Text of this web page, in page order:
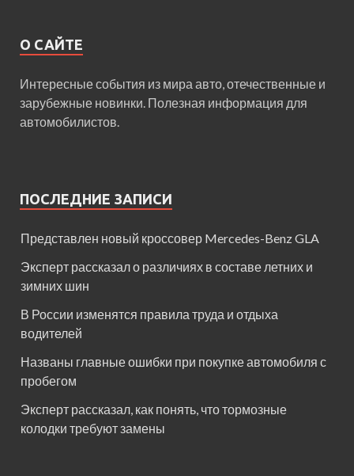
О САЙТЕ
Интересные события из мира авто, отечественные и
зарубежные новинки. Полезная информация для
автомобилистов.
ПОСЛЕДНИЕ ЗАПИСИ
Представлен новый кроссовер Mercedes-Benz GLA
Эксперт рассказал о различиях в составе летних и
зимних шин
В России изменятся правила труда и отдыха
водителей
Названы главные ошибки при покупке автомобиля с
пробегом
Эксперт рассказал, как понять, что тормозные
колодки требуют замены